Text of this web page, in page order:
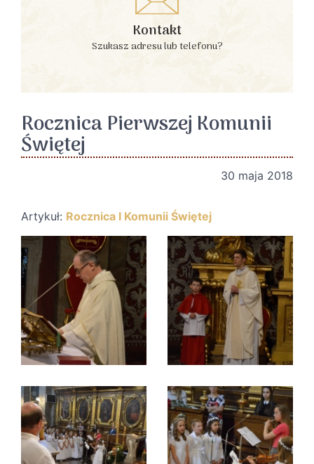
Kontakt
Szukasz adresu lub telefonu?
Rocznica Pierwszej Komunii
Świętej
30 maja 2018
Artykuł: Rocznica I Komunii Świętej